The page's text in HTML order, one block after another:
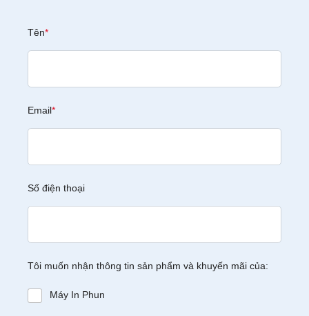
Tên*
Email*
Số điện thoại
Tôi muốn nhận thông tin sản phẩm và khuyến mãi của:
Máy In Phun